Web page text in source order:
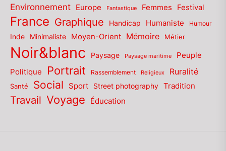
Environnement Europe Fantastique Femmes Festival
France Graphique Handicap Humaniste Humour
Inde Minimaliste Moyen-Orient Mémoire Métier
Noir&blanc Paysage Paysage maritime Peuple
Politique Portrait Rassemblement Religieux Ruralité
Santé Social Sport Street photography Tradition
Travail Voyage Éducation